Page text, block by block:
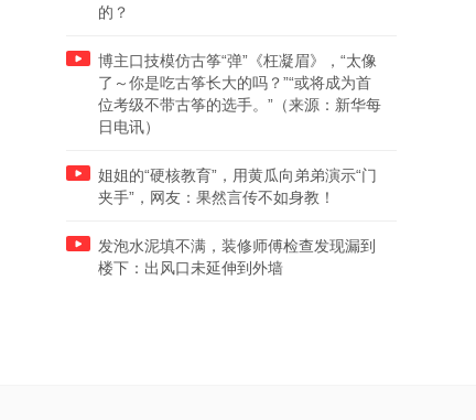
的？
博主口技模仿古筝“弹”《枉凝眉》，“太像
了～你是吃古筝长大的吗？”“或将成为首
位考级不带古筝的选手。”（来源：新华每
日电讯）
姐姐的“硬核教育”，用黄瓜向弟弟演示“门
夹手”，网友：果然言传不如身教！
发泡水泥填不满，装修师傅检查发现漏到
楼下：出风口未延伸到外墙